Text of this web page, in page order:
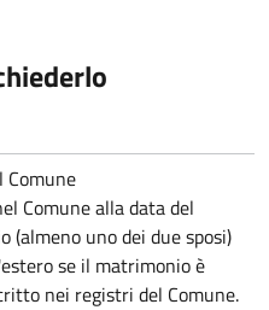
Comune
Comune alla data del
(almeno uno dei due sposi)
se il matrimonio è
nei registri del Comune.